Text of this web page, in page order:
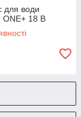
для води
ONE+ 18 В